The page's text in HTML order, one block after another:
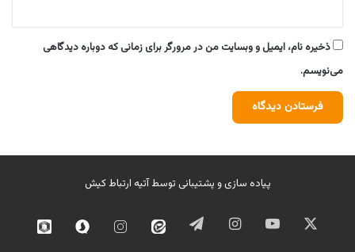
ذخیره نام، ایمیل و وبسایت من در مرورگر برای زمانی که دوباره دیدگاهی
می‌نویسم.
پیاده سازی و پشتیبانی توسطآتیه ارتباط کیش
ایکس یوتیوب اینستاگرامتلگرام ایتا اینستاگرامسروش